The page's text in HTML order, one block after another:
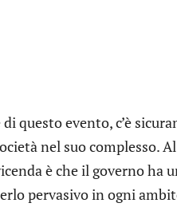
questo evento, c’è
nel suo complesso.
è che il governo ha
pervasivo in ogni